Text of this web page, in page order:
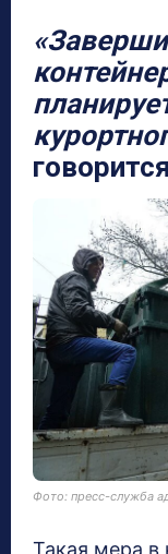
Фото: пресс-служба